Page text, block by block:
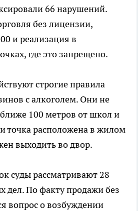
66 нарушений.
без лицензии,
и реализация в
где это запрещено.
строгие правила
с алкоголем. Они не
100 метров от школ и
точка расположена в жилом
выходить во двор.
суды рассматривают 28
дел. По факту продажи без
вопрос о возбуждении